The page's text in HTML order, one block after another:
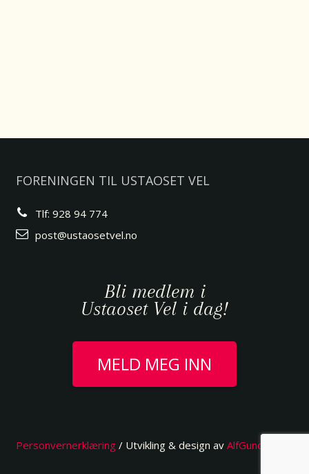
FORENINGEN TIL USTAOSET VEL
Tlf: 928 94 774
post@ustaosetvel.no
Bli medlem i
Ustaoset Vel i dag!
MELD MEG INN
Personvernerklæring/ Utvikling & design av AlfGundersen